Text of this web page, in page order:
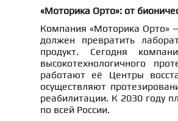
«Моторика Орто»: от
Компания «Моторика Орто»
должен превратить
продукт. Сегодня
высокотехнологичного
работают её Центры
осуществляют
реабилитации. К 2030 году
по всей России.